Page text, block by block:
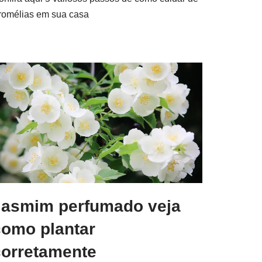
em sua casa
perfumado veja
plantar